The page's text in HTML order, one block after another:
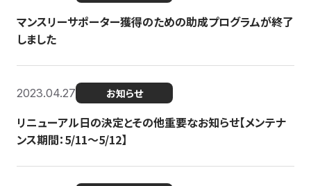
マンスリーサポーター獲得のための助成プログラムが終了
しました
2023.04.27 お知らせ
リニューアル日の決定とその他重要なお知らせ【メンテナ
ンス期間：5/11～5/12】